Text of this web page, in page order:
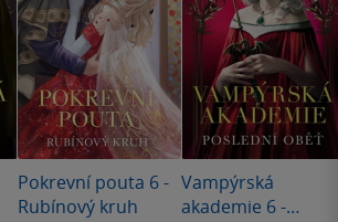
Pokrevní pouta 6 -
Rubínový kruh
Vampýrská
akademie 6 -